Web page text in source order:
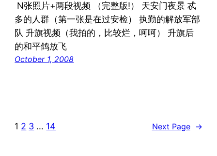
N张照片+两段视频 （完整版!） 天安门夜景 忒
多的人群（第一张是在过安检） 执勤的解放军部
队 升旗视频（我拍的，比较烂，呵呵） 升旗后
的和平鸽放飞
October 1, 2008
1 2 3 … 14 Next Page →